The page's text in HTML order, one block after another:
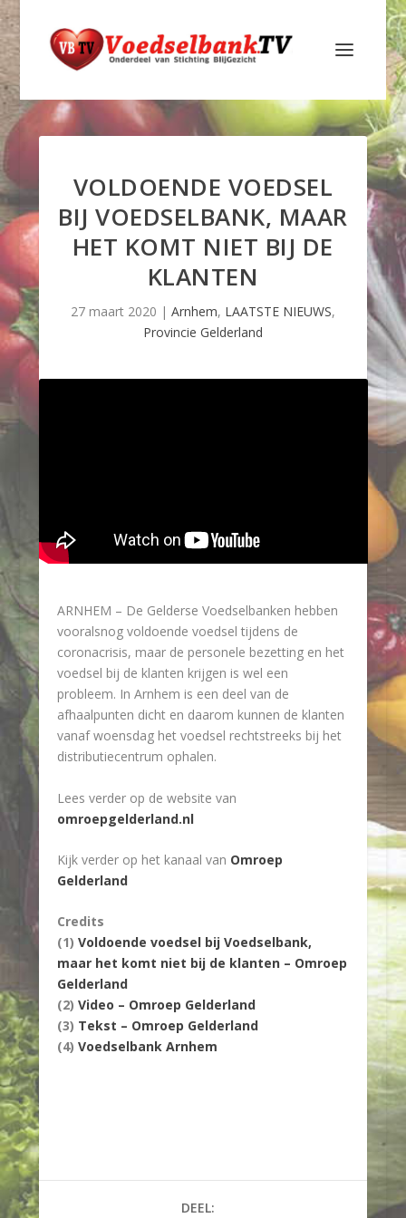
VOLDOENDE VOEDSEL
BIJ VOEDSELBANK, MAAR
HET KOMT NIET BIJ DE
KLANTEN
27 maart 2020 | Arnhem, LAATSTE NIEUWS,
Provincie Gelderland
ARNHEM – De Gelderse Voedselbanken hebben
vooralsnog voldoende voedsel tijdens de
coronacrisis, maar de personele bezetting en het
voedsel bij de klanten krijgen is wel een
probleem. In Arnhem is een deel van de
afhaalpunten dicht en daarom kunnen de klanten
vanaf woensdag het voedsel rechtstreeks bij het
distributiecentrum ophalen.
Lees verder op de website van
omroepgelderland.nl
Kijk verder op het kanaal van Omroep
Gelderland
Credits
(1) Voldoende voedsel bij Voedselbank,
maar het komt niet bij de klanten – Omroep
Gelderland
(2) Video – Omroep Gelderland
(3) Tekst – Omroep Gelderland
(4) Voedselbank Arnhem
DEEL: